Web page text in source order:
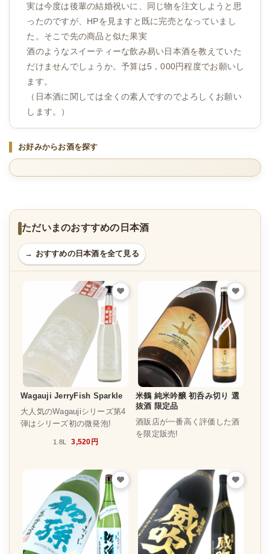
実は今度は後輩の結婚祝いに、同じ物を注文しようと思
ったのですが、HPを見ますと既に完売となっていまし
た。そこで先の商品と似た果実
酒のようなスイーティーな飲み易い日本酒を教えていた
だけませんでしょうか。予算は5，000円程度でお願いし
ます。
（日本酒に関しては全くの素人ですのでよろしくお願い
します。）
お好みからお酒を探す
ただいまのおすすめの日本酒
→ おすすめの日本酒を全て見る
Wagauji JerryFish Sparkle
大人気のWagaujiシリーズ第4
弾はシリーズ初の微発泡!
1.8L 3,520円
米鶴 純米吟醸 初呑み切り 選
抜酒 限定品
酒販店が一番高く評価した酒
を限定販売!